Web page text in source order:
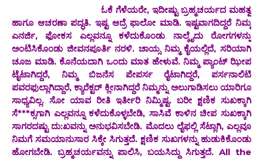
ಓಕೆ ಗೆಳೆಯರೇ, ಇದೀಷ್ಟು ಬ್ರಹ್ಮಚರ್ಯದ ಮಹತ್ವ
ಹಾಗೂ ಆಚರಣಾ ಪದ್ಧತಿ. ಇಷ್ಟ ಆದ್ರೆ ಫಾಲೋ ಮಾಡಿ. ಇಷ್ಟವಾಗದಿದ್ದರೆ ನಿಮ್ಮ
ಎನರ್ಜಿ, ಫೋಕಸ ಎಲ್ಲವನ್ನೂ ಕಳೆದುಕೊಂಡು ನಾಲ್ಕೈದು ರೋಗಗಳನ್ನು
‌ಅಂಟಿಸಿಕೊಂಡು ಜೀವನಪೂರ್ತಿ ನರಳಿ. ಚಾಯ್ಸ ನಿಮ್ಮ ಕೈಯಲ್ಲಿದೆ, ಸರಿಯಾಗಿ
ಚೂಜ ಮಾಡಿ. ಕೊನೆಯದಾಗಿ ಒಂದು ಮಾತ ಹೇಳುವೆ. ನಿಮ್ಮ ಪ್ಯಾಂಟ್ ಝೀಪ
ಟೈಟಾಗಿದ್ದರೆ, ನಿಮ್ಮ ಬಿಜನೆಸ ಪೇಪರ್ಸ ರೈಟಾಗಿದ್ದರೆ, ಪರ್ಸನಾಲಿಟಿ
ಪವರಫುಲ್ಲಾಗಿದ್ದಾರೆ, ಕ್ಯಾರೆಕ್ಟರ್ ಕ್ಲೀನಾಗಿದ್ದರೆ ನಿಮ್ಮನ್ನು ಅಲುಗಾಡಿಸಲು ಯಾರಿಗೂ
ಸಾಧ್ಯವಿಲ್ಲ. ‌ಸೋ ಯಾವ ರೀತಿ ಇರ್ತೀರಿ ನಿಮ್ಮಿಷ್ಟ. ಬರೀ ಕ್ಷಣಿಕ ಸುಖಕ್ಕಾಗಿ
ಸೆ***ಕ್ಸಗಾಗಿ ಎಲ್ಲವನ್ನೂ ಕಳೆದುಕೊಳ್ಳಬೇಡಿ, ಸಾಸಿವೆ ಕಾಳಿನ ಚೀಪ ಸುಖಕ್ಕಾಗಿ
ಸಾಗರದಷ್ಟು ದು:ಖವನ್ನು ಅನುಭವಿಸಬೇಡಿ. ಮೊದಲು ಲೈಫಲ್ಲಿ ಸೆಟ್ಲಾಗಿ, ಎಲ್ಲವೂ
ನಿಮಗೆ ಸಮಯಾನುಸಾರ ಸಿಕ್ಕೇ ಸಿಗುತ್ತದೆ. ಕ್ಷಣಿಕ ಸುಖಗಳನ್ನು ಹುಡುಕಿಕೊಂಡು
ಹೋಗಬೇಡಿ. ಬ್ರಹ್ಮಚರ್ಯವನ್ನು ಪಾಲಿಸಿ, ಬಯಸಿದ್ದು ಸಿಗುತ್ತದೆ. All the